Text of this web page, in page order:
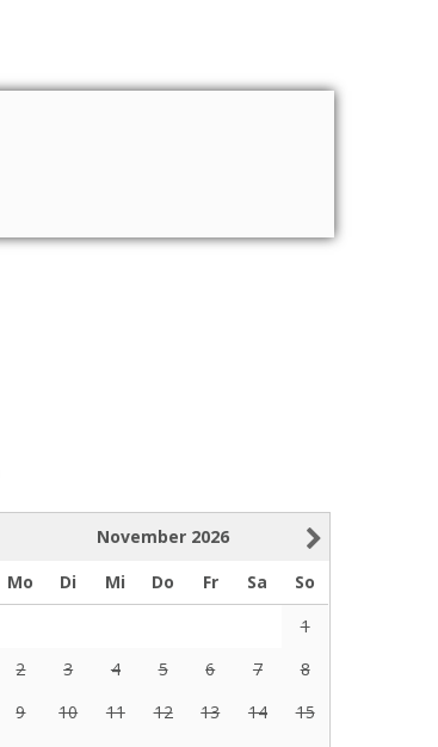
November 2026
Mo
Di Mi Do Fr Sa
So
1
2
3 4 5 6 7
8
9
10 11 12 13 14
15